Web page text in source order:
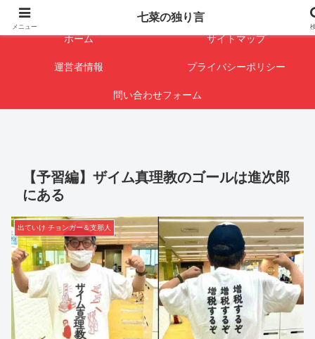
闇を暴けば･･･表になります
ホーム サイトマップ
運営者情報 プライバシーポリシー
問い合わせフォーム
【予習編】ザイム真理教のゴールは進次郎
にある
出ていけ チョンガー＆支那人
メニュー
七菜の独り言